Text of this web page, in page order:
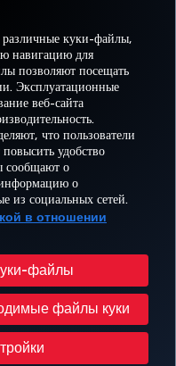
куки-файлы,
навигацию для
позволяют посещать
Эксплуатационные
веб-сайта
что пользователи
удобство
сообщают о
о
из социальных сетей.
в отношении
файлы
файлы куки
TikTokБлогPinterest
И
ПОМОЩЬ
Правовое уведомление
клиента Министерства транспорта США
в ЕС
гг.